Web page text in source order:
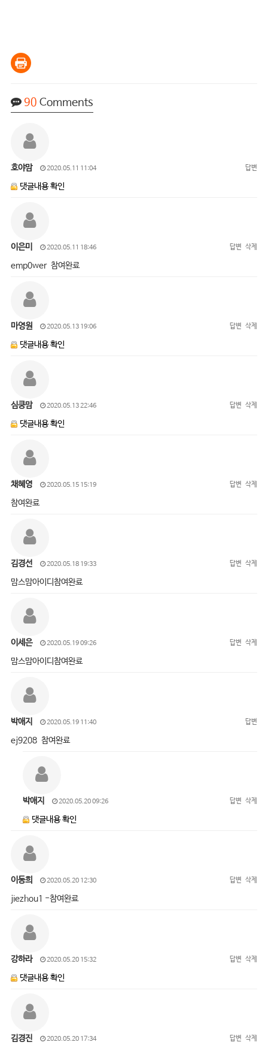
90 Comments
호야맘 2020.05.11 11:04 답변
댓글내용 확인
이은미 2020.05.11 18:46 답변 삭제
emp0wer 참여완료
마영원 2020.05.13 19:06 답변 삭제
댓글내용 확인
심쿵맘 2020.05.13 22:46 답변 삭제
댓글내용 확인
채혜영 2020.05.15 15:19 답변 삭제
참여완료
김경선 2020.05.18 19:33 답변 삭제
맘스맘아이디참여완료
이세은 2020.05.19 09:26 답변 삭제
맘스맘아이디참여완료
박애지 2020.05.19 11:40 답변
ej9208 참여완료
박애지 2020.05.20 09:26 답변 삭제
댓글내용 확인
이동희 2020.05.20 12:30 답변 삭제
jiezhou1 -참여완료
강하라 2020.05.20 15:32 답변 삭제
댓글내용 확인
김경진 2020.05.20 17:34 답변 삭제